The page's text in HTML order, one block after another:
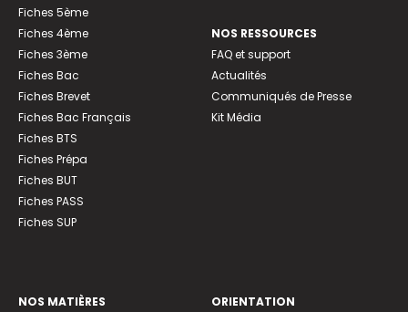
Fiches 5ème
Fiches 4ème
Fiches 3ème
Fiches Bac
Fiches Brevet
Fiches Bac Français
Fiches BTS
Fiches Prépa
Fiches BUT
Fiches PASS
Fiches SUP
NOS RESSOURCES
FAQ et support
Actualités
Communiqués de Presse
Kit Média
NOS MATIÈRES
ORIENTATION